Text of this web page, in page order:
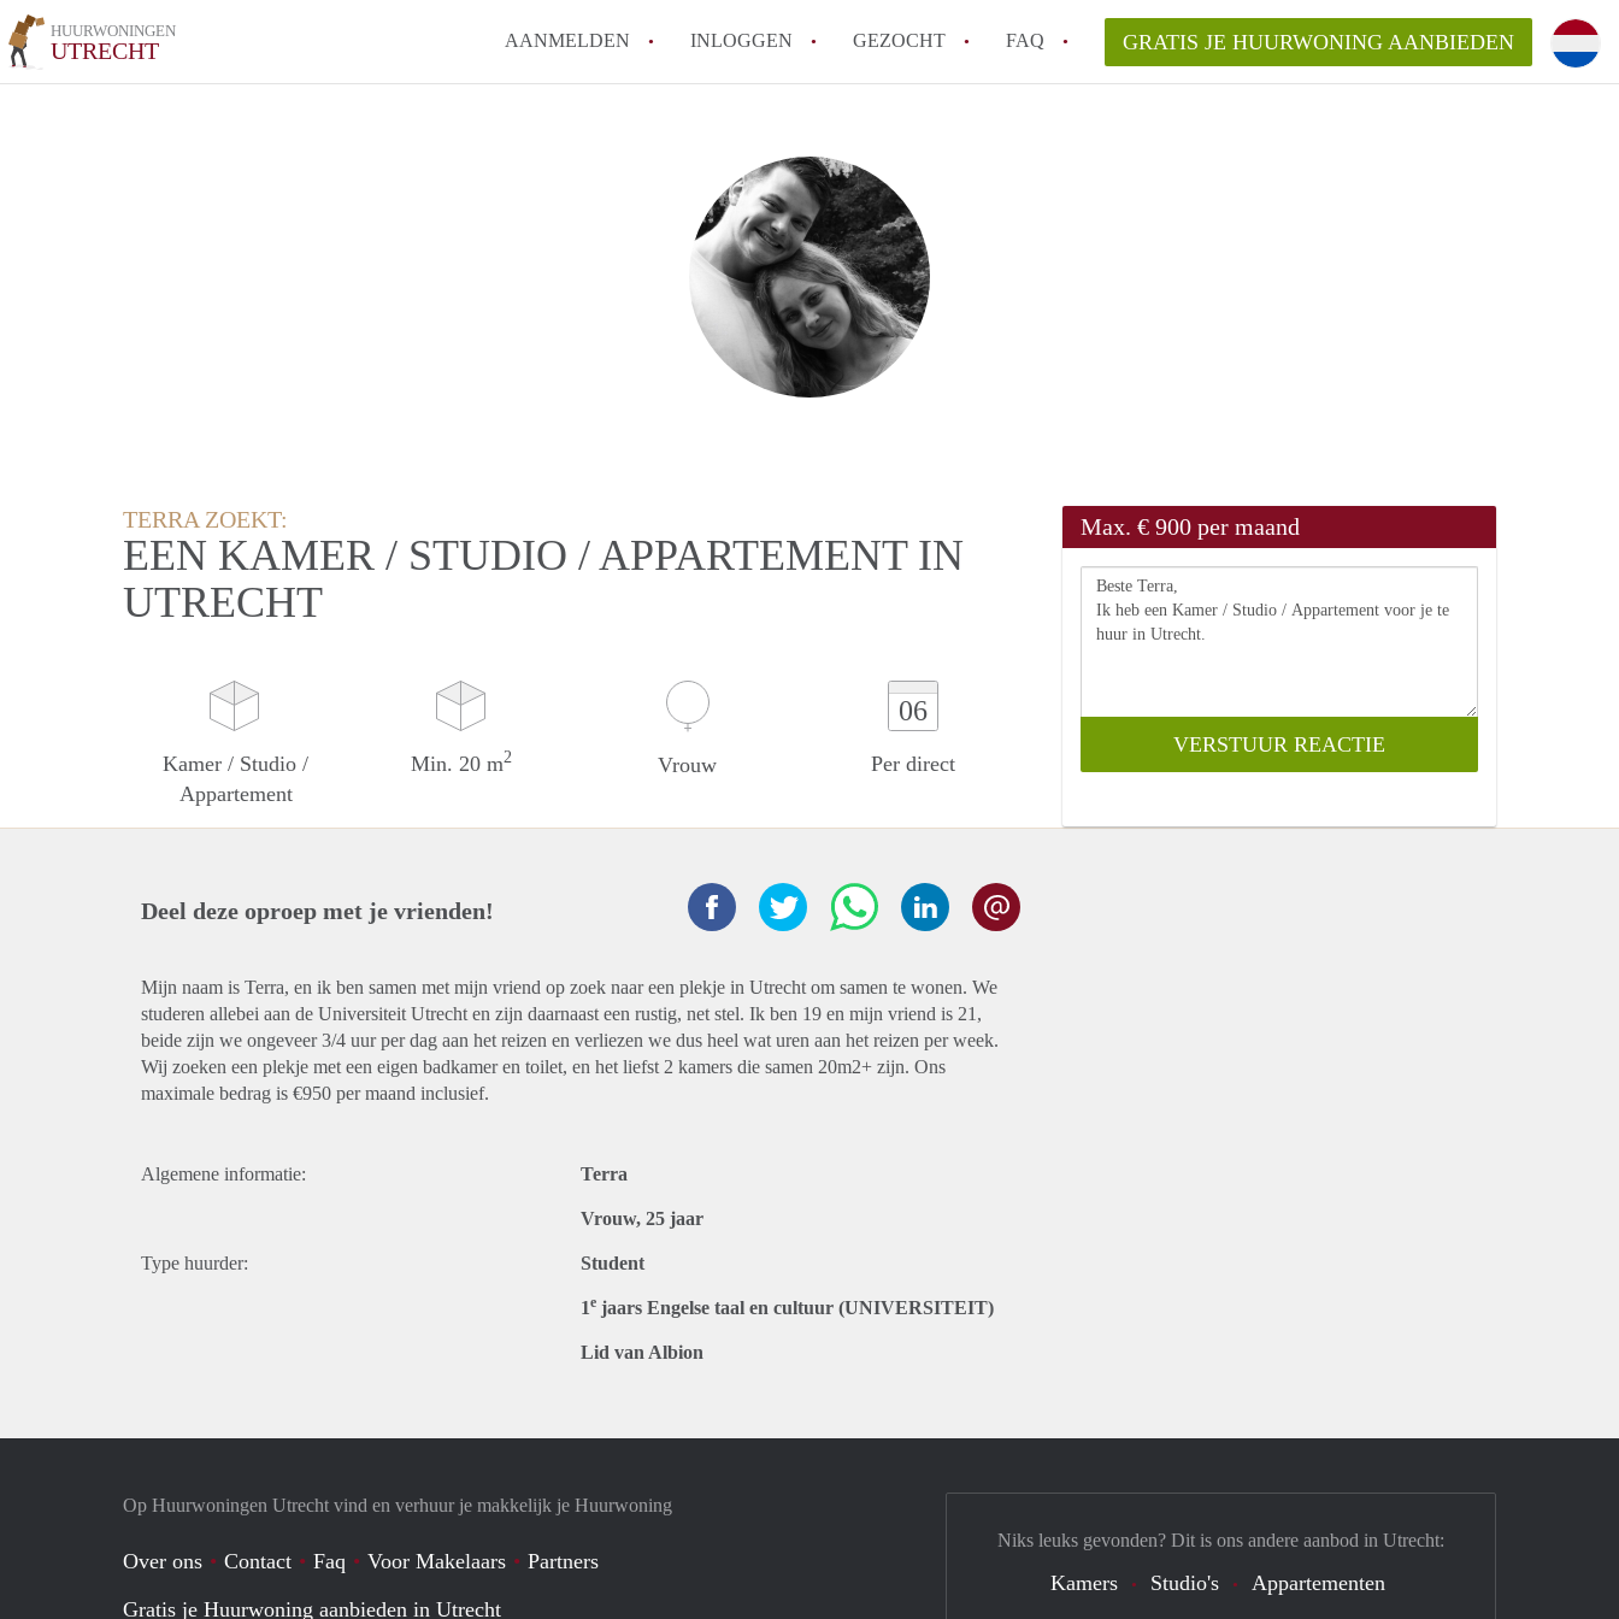
HUURWONINGEN
UTRECHT AANMELDEN INLOGGEN GEZOCHT FAQ
How to translate HuurwoningenUtrecht!
Wat is HuurwoningenUtrecht?
Hoeveel kost het om te reageren op een Huurwoning in Utrecht?
Wat is de privacyverklaring van HuurwoningenUtrecht?
Berekent HuurwoningenUtrecht
makelaarsvergoeding/bemiddelingsvergoeding?
Alle veelgestelde vragen
GRATIS JE HUURWONING AANBIEDEN
TERRA ZOEKT:
EEN KAMER / STUDIO / APPARTEMENT IN
UTRECHT
Kamer / Studio /
Appartement
Min. 20 m2 Vrouw
06
Per direct
Max. € 900 per maand
Deel deze oproep met je vrienden!
Mijn naam is Terra, en ik ben samen met mijn vriend op zoek naar een plekje in Utrecht om samen te wonen. We
studeren allebei aan de Universiteit Utrecht en zijn daarnaast een rustig, net stel. Ik ben 19 en mijn vriend is 21,
beide zijn we ongeveer 3/4 uur per dag aan het reizen en verliezen we dus heel wat uren aan het reizen per week.
Wij zoeken een plekje met een eigen badkamer en toilet, en het liefst 2 kamers die samen 20m2+ zijn. Ons
maximale bedrag is €950 per maand inclusief.
Algemene informatie: Terra
Vrouw, 25 jaar
Type huurder: Student
1e jaars Engelse taal en cultuur (UNIVERSITEIT)
Lid van Albion
Op Huurwoningen Utrecht vind en verhuur je makkelijk je Huurwoning
Over ons Contact Faq Voor Makelaars
Partners
Gratis je Huurwoning aanbieden in Utrecht
Niks leuks gevonden? Dit is ons andere aanbod in Utrecht:
Kamers Studio's Appartementen